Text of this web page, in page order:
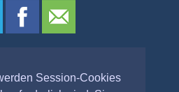
Session-Cookies
(c) 2026